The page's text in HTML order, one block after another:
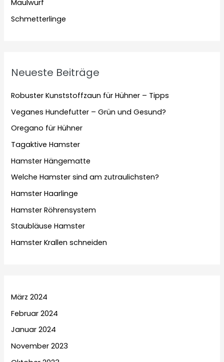
Maulwurf
Schmetterlinge
Neueste Beiträge
Robuster Kunststoffzaun für Hühner – Tipps
Veganes Hundefutter – Grün und Gesund?
Oregano für Hühner
Tagaktive Hamster
Hamster Hängematte
Welche Hamster sind am zutraulichsten?
Hamster Haarlinge
Hamster Röhrensystem
Staubläuse Hamster
Hamster Krallen schneiden
März 2024
Februar 2024
Januar 2024
November 2023